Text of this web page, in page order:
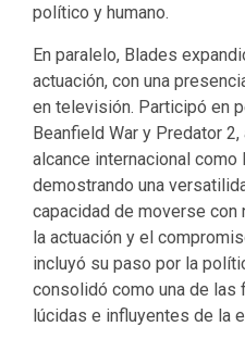
político y humano.
En paralelo, Blades
actuación, con una
en televisión. Participó en
Beanfield War y Predator
alcance internacional como
demostrando una
capacidad de moverse con
la actuación y el
incluyó su paso por la
consolidó como una de las
lúcidas e influyentes de la